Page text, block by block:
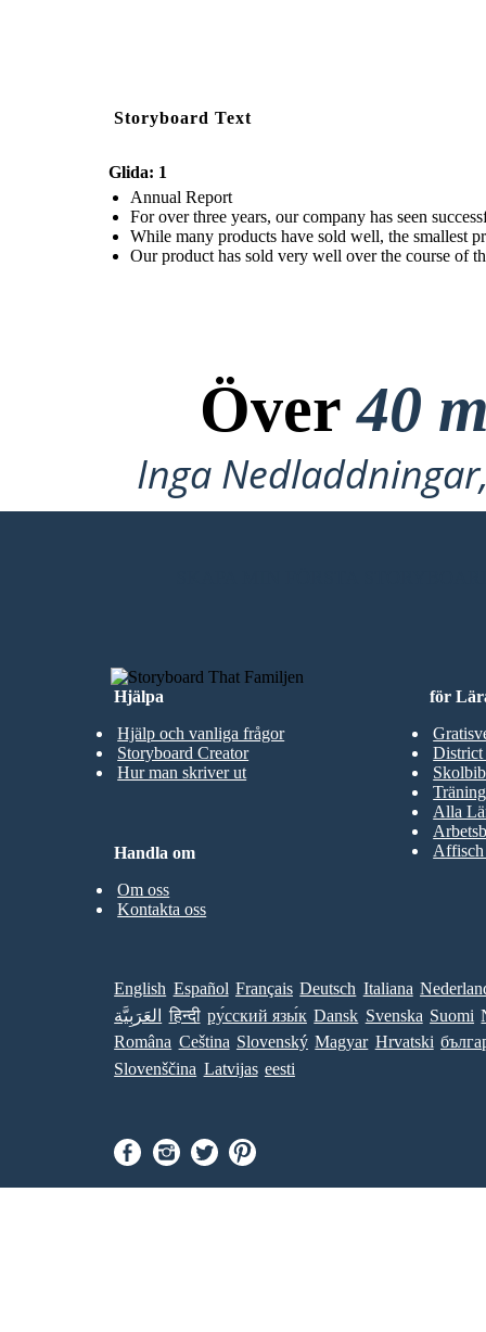
Storyboard Text
Glida: 1
Annual Report
For over three years, our company has seen
While many products have sold well, the smallest
Our product has sold very well over the course of
Över40
Inga
Hjälpa
Hjälp och vanliga frågor
Storyboard Creator
Hur man skriver ut
för
District
Alla
Handla om
Om oss
Kontakta oss
English Español Français Deutsch Italiana
العَرَبِيَّة
हिन्दी ру́сский язы́к Dansk Svenska Suomi
Româna Ceština Slovenský Magyar Hrvatski
Slovenščina Latvijas eesti